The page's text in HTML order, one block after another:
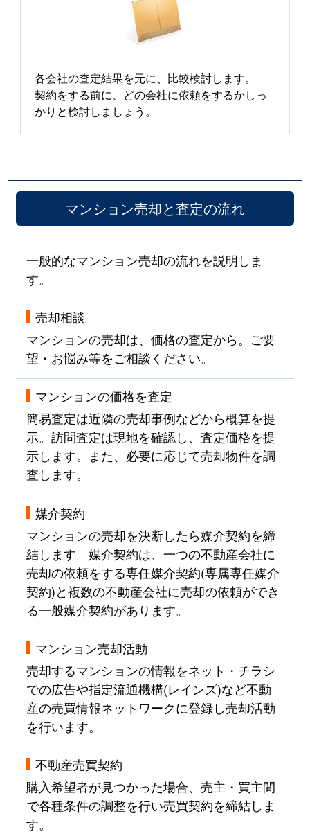
各会社の査定結果を元に、比較検討します。
契約をする前に、どの会社に依頼をするかしっ
かりと検討しましょう。
マンション売却と査定の流れ
一般的なマンション売却の流れを説明しま
す。
売却相談
マンションの売却は、価格の査定から。ご要
望・お悩み等をご相談ください。
マンションの価格を査定
簡易査定は近隣の売却事例などから概算を提
示。訪問査定は現地を確認し、査定価格を提
示します。また、必要に応じて売却物件を調
査します。
媒介契約
マンションの売却を決断したら媒介契約を締
結します。媒介契約は、一つの不動産会社に
売却の依頼をする専任媒介契約(専属専任媒介
契約)と複数の不動産会社に売却の依頼ができ
る一般媒介契約があります。
マンション売却活動
売却するマンションの情報をネット・チラシ
での広告や指定流通機構(レインズ)など不動
産の売買情報ネットワークに登録し売却活動
を行います。
不動産売買契約
購入希望者が見つかった場合、売主・買主間
で各種条件の調整を行い売買契約を締結しま
す。